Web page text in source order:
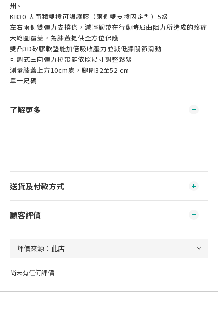
州。
KB30 大面積雙撐可調護膝（兩側雙支撐固定型）5級
左右兩側雙彈力支撐條，減輕韌帶在行動時屈曲阻力所造成的疼痛
大範圍覆蓋，為膝蓋提供全方位保護
雙凸3D矽膠軟墊能加倍吸收壓力並減低膝關節滑動
可調式三向彈力拉帶能依照尺寸調整鬆緊
測量膝蓋上方10cm處，腿圍32至52 cm
單一尺碼
了解更多
送貨及付款方式
顧客評價
尚未有任何評價